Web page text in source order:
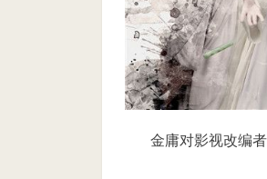
金庸对影视改编者